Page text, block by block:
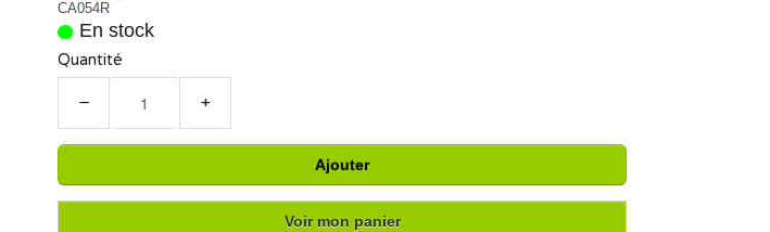
CA054R
En stock
Quantité
− +
Ajouter
Voir mon panier